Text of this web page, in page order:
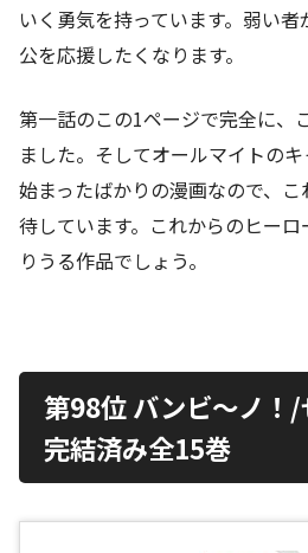
いく勇気を持っています。弱い
公を応援したくなります。
第一話のこの1ページで完全に、
ました。そしてオールマイトの
始まったばかりの漫画なので、
待しています。これからのヒー
りうる作品でしょう。
第98位 バンビ〜ノ！
完結済み全15巻